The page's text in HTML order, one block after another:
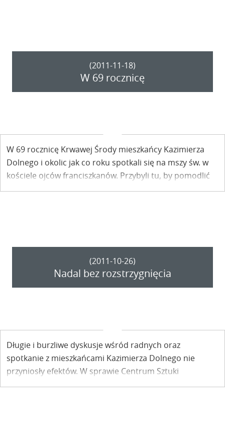
(2011-11-18)
W 69 rocznicę
W 69 rocznicę Krwawej Środy mieszkańcy Kazimierza
Dolnego i okolic jak co roku spotkali się na mszy św. w
kościele ojców franciszkanów. Przybyli tu, by pomodlić
się w intencji tych, którzy zginęli. By oddać im cześć.
(2011-10-26)
Nadal bez rozstrzygnięcia
Długie i burzliwe dyskusje wśród radnych oraz
spotkanie z mieszkańcami Kazimierza Dolnego nie
przyniosły efektów. W sprawie Centrum Sztuki
Audiowizualnej, które miałoby powstać w kazimierskich